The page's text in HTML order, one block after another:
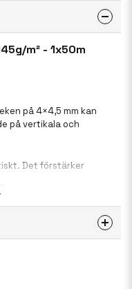
m² - 1x50m
på 4×4,5 mm kan
på vertikala och
Det förstärker
(≥32 / ≥44 N /
alkalier,
och är helt säker